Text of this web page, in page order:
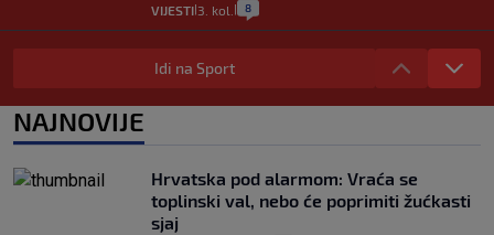
VIJESTI 3. kol. 8
Selidba je jedno od stresnijih iskustava.
Evo aktualnih cijena i nekoliko savjeta
0
automobilom na Hvar iz Zagreba, a
koliko iz Osijeka
VIJESTI 14
Idi na Sport
NAJNOVIJE
Hrvatska pod alarmom: Vraća se
toplinski val, nebo će poprimiti žućkasti
sjaj